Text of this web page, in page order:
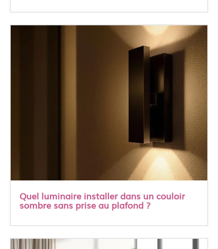
Quel luminaire installer dans un couloir
sombre sans prise au plafond ?